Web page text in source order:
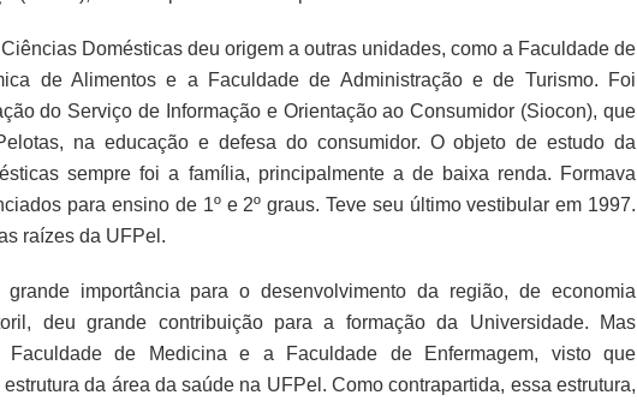
Domésticas deu origem a outras unidades, como a Faculdade de
de Alimentos e a Faculdade de Administração e de Turismo. Foi
do Serviço de Informação e Orientação ao Consumidor (Siocon), que
na educação e defesa do consumidor. O objeto de estudo da
sempre foi a família, principalmente a de baixa renda. Formava
para ensino de 1º e 2º graus. Teve seu último vestibular em 1997.
raízes da UFPel.
importância para o desenvolvimento da região, de economia
deu grande contribuição para a formação da Universidade. Mas
Faculdade de Medicina e a Faculdade de Enfermagem, visto que
da área da saúde na UFPel. Como contrapartida, essa estrutura,